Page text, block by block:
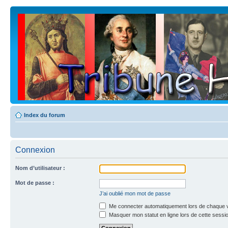
Index du forum
Connexion
Nom d’utilisateur :
Mot de passe :
J’ai oublié mon mot de passe
Me connecter automatiquement lors de chaque
Masquer mon statut en ligne lors de cette